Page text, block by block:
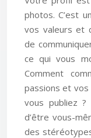
photos. C’est
vos valeurs et
de
ce qui vous
Comment
passions et
vous publiez ?
d’être vous-
des